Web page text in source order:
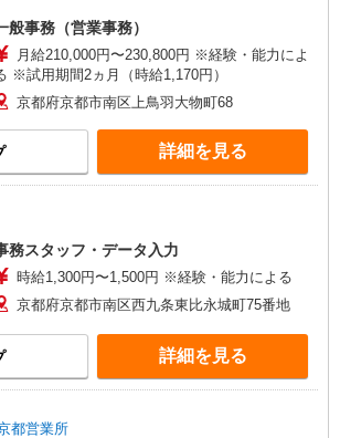
般事務（営業事務）
月給210,000円〜230,800円 ※経験・能力によ
※試用期間2ヵ月（時給1,170円）
京都府京都市南区上鳥羽大物町68
詳細を見る
務スタッフ・データ入力
時給1,300円〜1,500円 ※経験・能力による
京都府京都市南区西九条東比永城町75番地
詳細を見る
都営業所